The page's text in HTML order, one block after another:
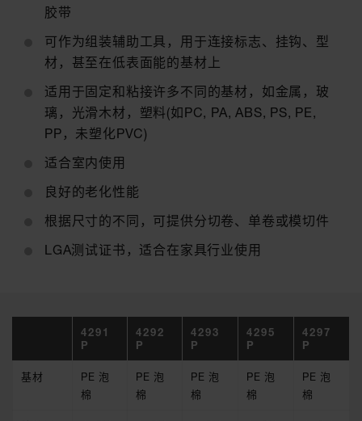
胶带
可作为组装辅助工具，用于连接标志、挂钩、型
材，甚至在低表面能的基材上
适用于固定和粘接许多不同的基材，如金属，玻
璃，光滑木材，塑料(如PC, PA, ABS, PS, PE,
PP，未塑化PVC)
适合室内使用
良好的老化性能
根据尺寸的不同，可提供分切卷、单卷或模切件
LGA测试证书，适合在家具行业使用
4291
P
4292
P
4293
P
4295
P
4297
P
基材
PE 泡
棉
PE 泡
棉
PE 泡
棉
PE 泡
棉
PE 泡
棉